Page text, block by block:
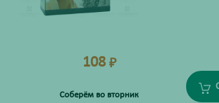
108 ₽
Соберём во вторник